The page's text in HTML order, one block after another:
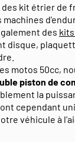
kit étrier de
des
disque,
motos 50cc,
piston de
la
cependant
véhicule à